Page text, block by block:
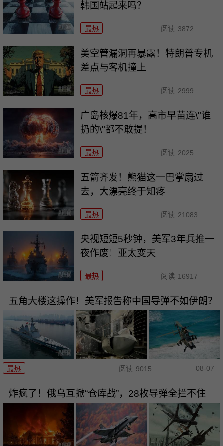
韩国站起来吗？
最热 阅读 3872
美空管漏洞再暴露！特朗普专机
差点与客机撞上
最热 阅读 2999
广岛核爆81年，高市早苗连\"谁
扔的\"都不敢提！
最热 阅读 2025
五箭齐发！熊猫这一巴掌扇过
去，大漂亮终于知疼
最热 阅读 21083
央视短短5秒钟，美军3年兵推一
夜作废！亚太变天
最热 阅读 16917
五角大楼这操作！美军报告称中国导弹不如伊朗？
最热 阅读 9015 08-07
炸疯了！俄乌互掀“仓库战”，28枚导弹全拦不住